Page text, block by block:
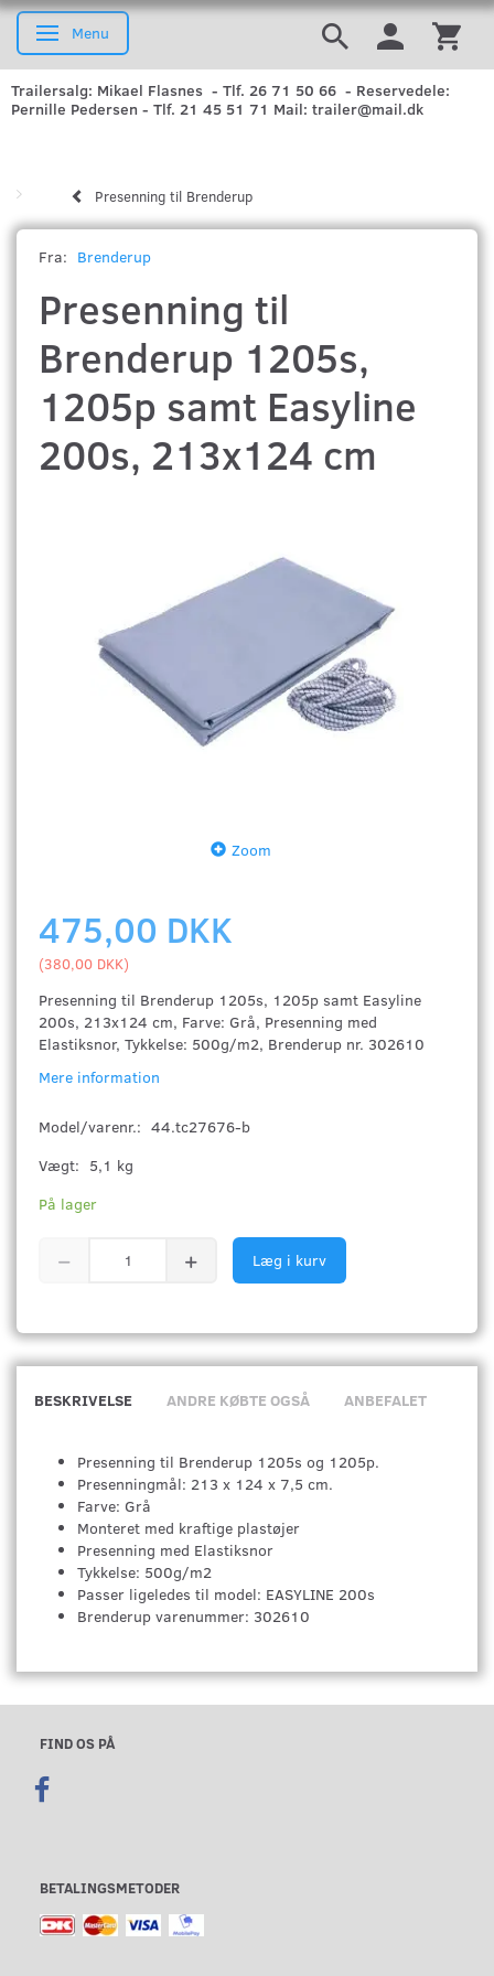
Skifte navigation
Menu
Trailersalg: Mikael Flasnes - Tlf. 26 71 50 66 - Reservedele:
Pernille Pedersen - Tlf. 21 45 51 71 Mail: trailer@mail.dk
Presenning til Brenderup
Fra: Brenderup
Presenning til
Brenderup 1205s,
1205p samt Easyline
200s, 213x124 cm
Zoom
475,00 DKK
(380,00 DKK)
Presenning til Brenderup 1205s, 1205p samt Easyline
200s, 213x124 cm, Farve: Grå, Presenning med
Elastiksnor, Tykkelse: 500g/m2, Brenderup nr. 302610
Mere information
Model/varenr.: 44.tc27676-b
Vægt: 5,1 kg
På lager
Læg i kurv
BESKRIVELSE ANDRE KØBTE OGSÅ ANBEFALET
Presenning til Brenderup 1205s og 1205p.
Presenningmål: 213 x 124 x 7,5 cm.
Farve: Grå
Monteret med kraftige plastøjer
Presenning med Elastiksnor
Tykkelse: 500g/m2
Passer ligeledes til model: EASYLINE 200s
Brenderup varenummer: 302610
FIND OS PÅ
BETALINGSMETODER